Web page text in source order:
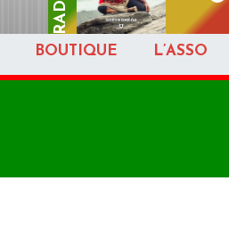
BOUTIQUE L’ASSO